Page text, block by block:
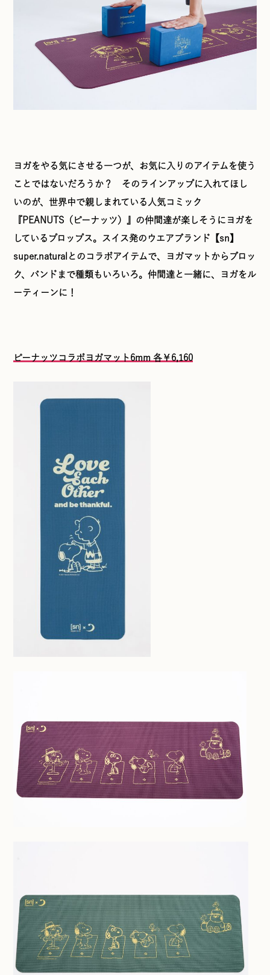
ヨガをやる気にさせる一つが、お気に入りのアイテムを使う
ことではないだろうか？ そのラインアップに入れてほし
いのが、世界中で親しまれている人気コミック
『PEANUTS（ピーナッツ）』の仲間達が楽しそうにヨガを
しているプロップス。スイス発のウエアブランド【sn】
super.naturalとのコラボアイテムで、ヨガマットからブロッ
ク、バンドまで種類もいろいろ。仲間達と一緒に、ヨガをル
ーティーンに！
ピーナッツコラボヨガマット6mm 各￥6,160